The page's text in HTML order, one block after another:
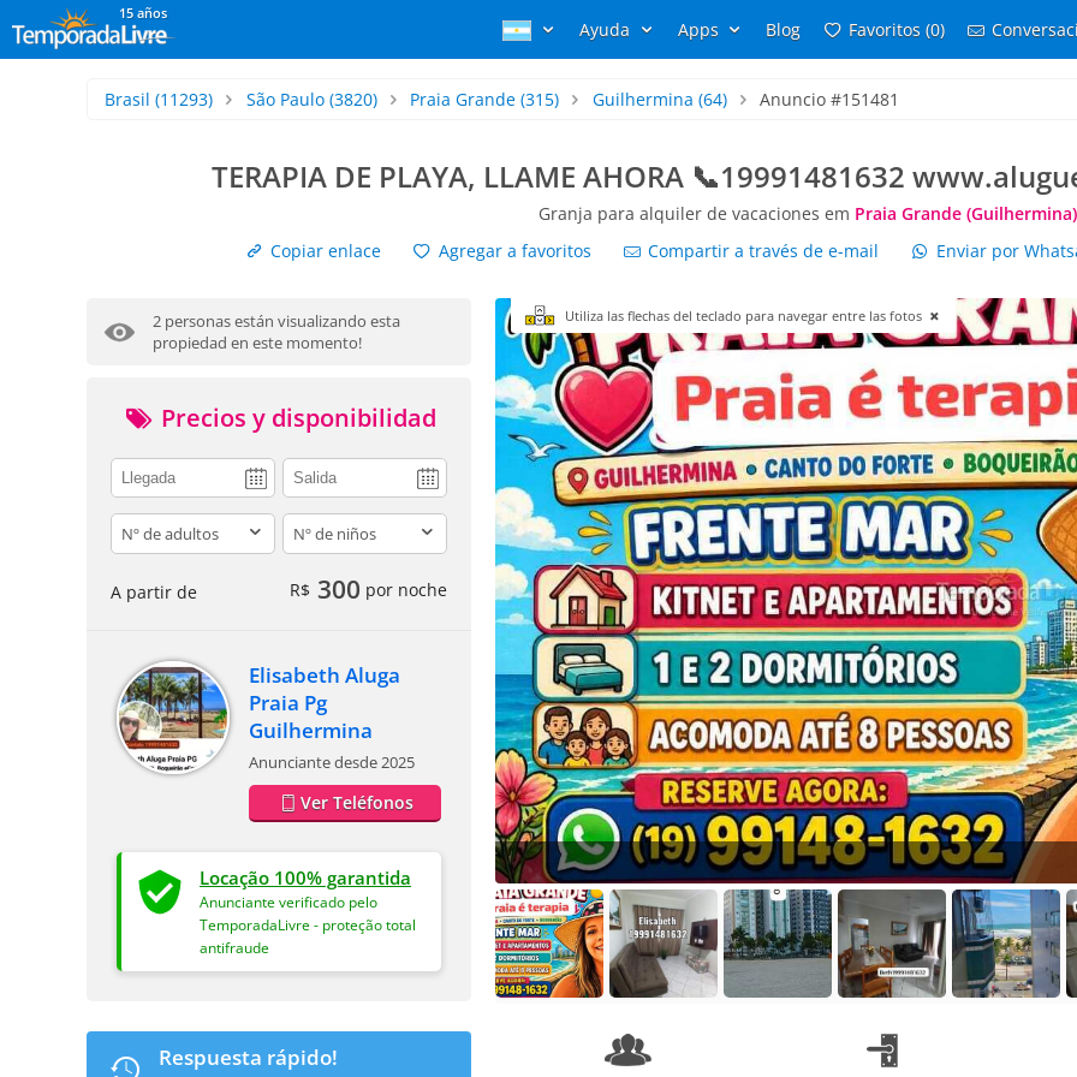
15 años
Ayuda Apps Blog Favoritos (0)
Brasil (11293) São Paulo(3820) Praia Grande (315) Guilhermina (64) Anuncio #151481
TERAPIA DE PLAYA, LLAME AHORA 📞19991481632
Granja para alquiler de vacaciones em Praia Grande (Guilhermina)
Copiar enlace
Agregar a favoritos Compartir a través de e-mail Enviar por
2 personas están visualizando esta
propiedad en este momento!
Precios y disponibilidad
adults children
A partir de R$ 300 por noche
Elisabeth Aluga
Praia Pg
Guilhermina
Anunciante desde 2025
Ver Teléfonos
Locação 100% garantida
Anunciante verificado pelo
TemporadaLivre - proteção total
antifraude
Respuesta rápido!
Utiliza las flechas del teclado para navegar entre las fotos